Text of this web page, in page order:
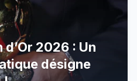
2026 : Un
désigne